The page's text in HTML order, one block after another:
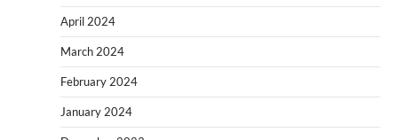
April 2024
March 2024
February 2024
January 2024